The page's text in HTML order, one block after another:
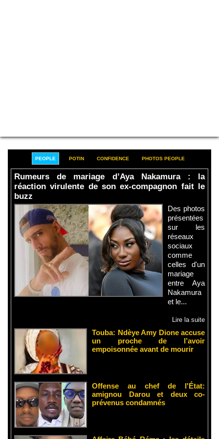
PEOPLE POTIN CONFIDENCE PHOTOS PEOPLE
Rumeurs de mariage d’Aya Nakamura : la
réaction virulente de son ex-compagnon fait le
buzz
Des photos
présentées
sur les
réseaux
sociaux
comme
celles d'un
mariage
entre Aya
Nakamura
et le...
Lire la suite
Touba: Ndèye Amy Dione accuse
un proche de l’avoir
empoisonnée avant de mourir
Offense au chef de l'État:
amignou Darou et deux co-
prévenus condamnés